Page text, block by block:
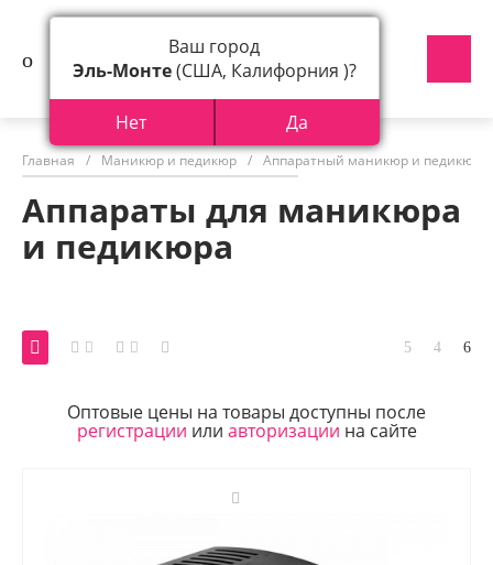
Главная / Маникюр и педикюр / Аппаратный маникюр и педикюр
Аппараты для маникюра
и педикюра
Оптовые цены на товары доступны после
регистрации или авторизации на сайте
Ваш город
Эль-Монте(США, Калифорния )?
Нет Да